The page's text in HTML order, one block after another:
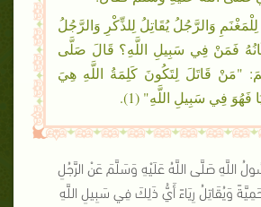
وَالرَّجُلُ يُقَاتِلُ لِلذِّكْرِ وَالرَّجُلُ
فَمَنْ فِي سَبِيلِ اللَّهِ؟ قَالَ صَلَّى
"مَنْ قَاتَلَ لِتَكُونَ كَلِمَةُ اللَّهِ هِيَ
فَهُوَ فِي سَبِيلِ اللَّهِ" (1).
اللَّهِ صَلَّى اللَّهُ عَلَيْهِ وَسَلَّمَ عَنْ الرَّجُلِ
وَيُقَاتِلُ رِيَاءً أَيُّ ذَلِكَ فِي سَبِيلِ اللَّهِ